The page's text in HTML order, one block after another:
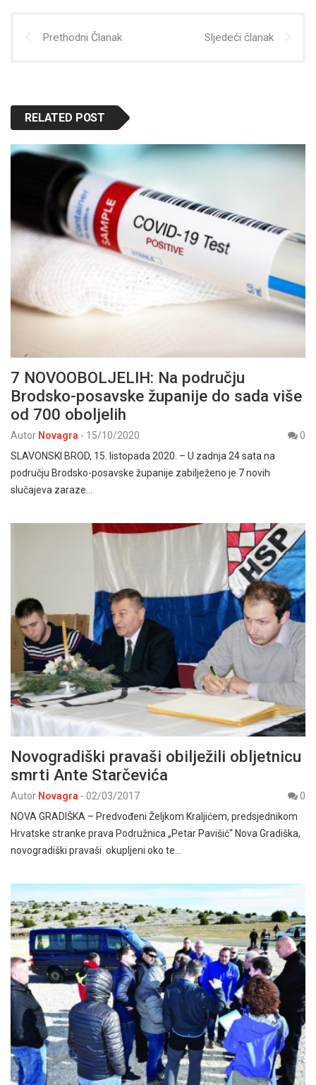
Prethodni Članak Sljedeći članak
RELATED POST
7 NOVOOBOLJELIH: Na području
Brodsko-posavske županije do sada više
od 700 oboljelih
Autor Novagra - 15/10/2020
0
SLAVONSKI BROD, 15. listopada 2020. – U zadnja 24 sata na
području Brodsko-posavske županije zabilježeno je 7 novih
slučajeva zaraze…
Novogradiški pravaši obilježili obljetnicu
smrti Ante Starčevića
Autor Novagra - 02/03/2017
0
NOVA GRADIŠKA – Predvođeni Željkom Kraljićem, predsjednikom
Hrvatske stranke prava Podružnica „Petar Pavišić“ Nova Gradiška,
novogradiški pravaši okupljeni oko te…